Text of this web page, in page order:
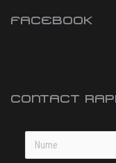
FACEBOOK
CONTACT